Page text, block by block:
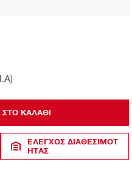
ΚΑΛΆΘΙ
ΈΛΕΓΧΟΣ ΔΙΑΘΕΣΙΜΌΤ
ΗΤΑΣ